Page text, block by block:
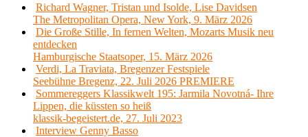
Richard Wagner, Tristan und Isolde, Lise Davidsen
The Metropolitan Opera, New York, 9. März 2026
Die Große Stille, In fernen Welten, Mozarts Musik neu
entdecken
Hamburgische Staatsoper, 15. März 2026
Verdi, La Traviata, Bregenzer Festspiele
Seebühne Bregenz, 22. Juli 2026 PREMIERE
Sommereggers Klassikwelt 195: Jarmila Novotná- Ihre
Lippen, die küssten so heiß
klassik-begeistert.de, 27. Juli 2023
Interview Genny Basso